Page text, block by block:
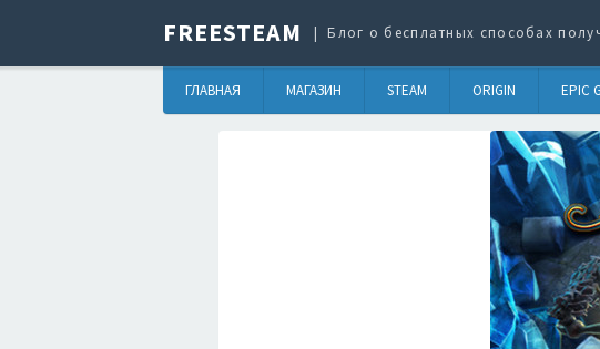
FREESTEAM Блог о бесплатных способах
ГЛАВНАЯ МАГАЗИН STEAM ORIGIN EPIC